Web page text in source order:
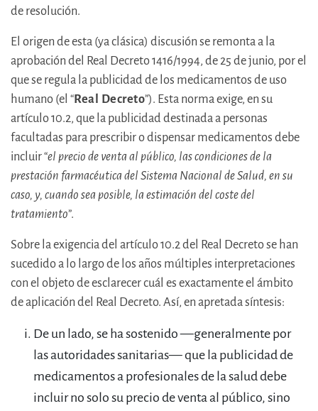
de resolución.
El origen de esta (ya clásica) discusión se remonta a la
aprobación del Real Decreto 1416/1994, de 25 de junio, por el
que se regula la publicidad de los medicamentos de uso
humano (el “Real Decreto”). Esta norma exige, en su
artículo 10.2, que la publicidad destinada a personas
facultadas para prescribir o dispensar medicamentos debe
incluir “el precio de venta al público, las condiciones de la
prestación farmacéutica del Sistema Nacional de Salud, en su
caso, y, cuando sea posible, la estimación del coste del
tratamiento”.
Sobre la exigencia del artículo 10.2 del Real Decreto se han
sucedido a lo largo de los años múltiples interpretaciones
con el objeto de esclarecer cuál es exactamente el ámbito
de aplicación del Real Decreto. Así, en apretada síntesis:
De un lado, se ha sostenido —generalmente por
las autoridades sanitarias— que la publicidad de
medicamentos a profesionales de la salud debe
incluir no solo su precio de venta al público, sino